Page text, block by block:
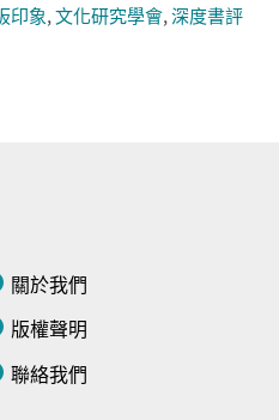
印象,文化研究學會,深度書評
關於我們
版權聲明
聯絡我們